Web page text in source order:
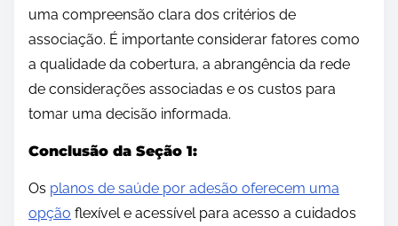
uma compreensão clara dos critérios de
associação. É importante considerar fatores como
a qualidade da cobertura, a abrangência da rede
de considerações associadas e os custos para
tomar uma decisão informada.
Conclusão da Seção 1:
Os planos de saúde por adesão oferecem uma
opção flexível e acessível para acesso a cuidados